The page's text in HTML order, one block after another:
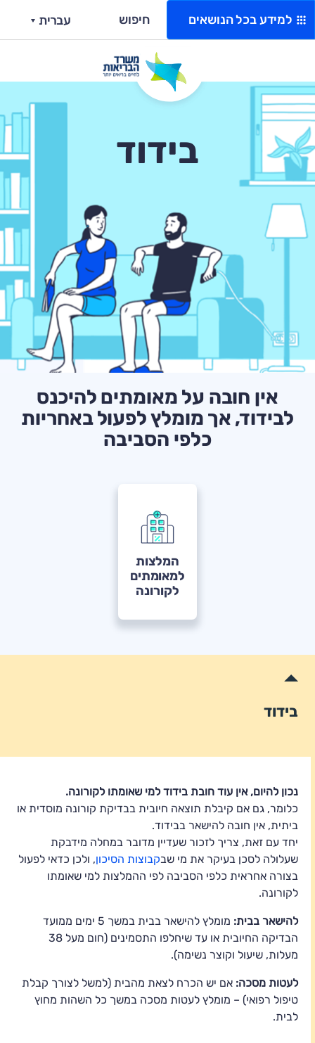
למידע בכל הנושאים​ חיפוש עברית
בידוד
אין חובה על מאומתים להיכנס
לבידוד, אך מומלץ לפעול באחריות
כלפי הסביבה
המלצות
למאומתים
לקורונה
בידוד
נכון להיום, אין עוד חובת בידוד למי שאומתו לקורונה.
כלומר, גם אם קיבלת תוצאה חיובית בבדיקת קורונה מוסדית או
ביתית, אין חובה להישאר בבידוד.
יחד עם זאת, צריך לזכור שעדיין מדובר במחלה מידבקת
שעלולה לסכן בעיקר את מי שבקבוצות הסיכון, ולכן כדאי לפעול
בצורה אחראית כלפי הסביבה לפי ההמלצות למי שאומתו
לקורונה.
להישאר בבית:
מומלץ להישאר בבית במשך 5 ימים ממועד
הבדיקה החיובית או עד שיחלפו התסמינים (חום מעל 38
מעלות, שיעול וקוצר נשימה).
לעטות מסכה: אם יש הכרח לצאת מהבית (למשל לצורך קבלת
טיפול רפואי) – מומלץ לעטות מסכה במשך כל השהות מחוץ
לבית.